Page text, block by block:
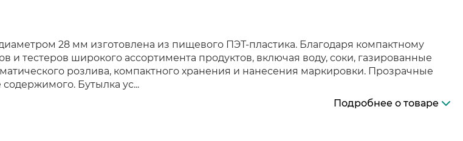
28 мм изготовлена из пищевого ПЭТ-пластика. Благодаря компактному
тестеров широкого ассортимента продуктов, включая воду, соки, газированные
розлива, компактного хранения и нанесения маркировки. Прозрачные
Бутылка ус...
Подробнее о товаре